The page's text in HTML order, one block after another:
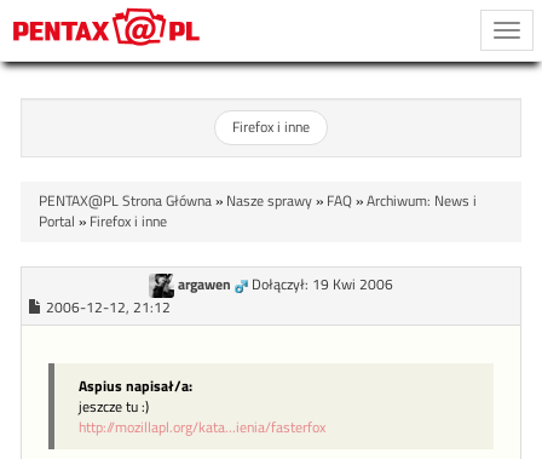
Firefox i inne
PENTAX@PL Strona Główna» Nasze sprawy» FAQ»Archiwum: News i
Portal » Firefox i inne
argawen
Dołączył: 19 Kwi 2006
2006-12-12, 21:12
Aspius napisał/a:
jeszcze tu :)
http://mozillapl.org/kata...ienia/fasterfox